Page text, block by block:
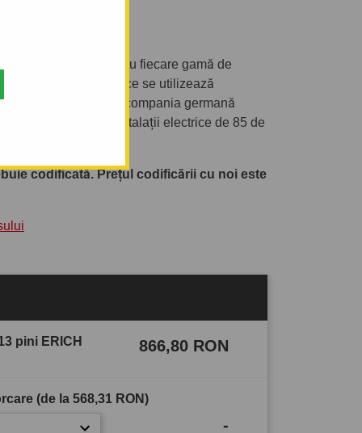
special pentru fiecare gamă de
de instalații electrice se utilizează
semnată de compania germană
de producția de instalații electrice de 85 de
codificată. Prețul codificării cu noi este
pini ERICH
866,80 RON
(de la 568,31 RON)
-